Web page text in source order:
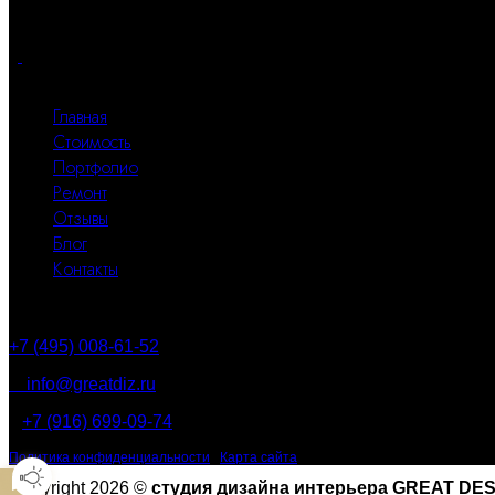
Главная
Стоимость
Портфолио
Ремонт
Отзывы
Блог
Контакты
+7 (495) 008-61-52
info@greatdiz.ru
+7 (916) 699-09-74
Политика конфиденциальности Карта сайта
Copyright 2026 © студия дизайна интерьера GREAT